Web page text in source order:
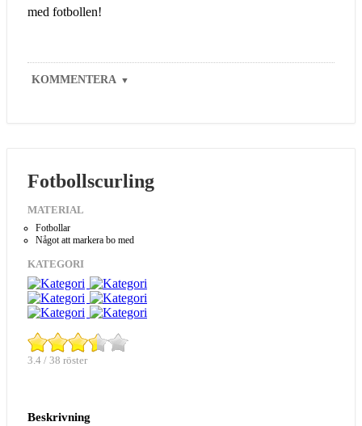
med fotbollen!
KOMMENTERA ▼
Fotbollscurling
MATERIAL
Fotbollar
Något att markera bo med
KATEGORI
3.4 / 38 röster
Beskrivning